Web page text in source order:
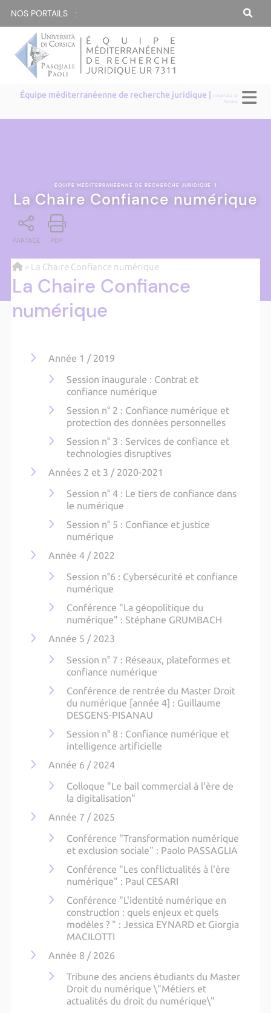
NOS PORTAILS :
Équipe méditerranéenne de recherche juridique |Università di
Corsica
ÉQUIPE MÉDITERRANÉENNE DE RECHERCHE JURIDIQUE |
La Chaire Confiance numérique
PARTAGE PDF
> La Chaire Confiance numérique
La Chaire Confiance
numérique
Année 1 / 2019
Session inaugurale : Contrat et
confiance numérique
Session n° 2 : Confiance numérique et
protection des données personnelles
Session n° 3 : Services de confiance et
technologies disruptives
Années 2 et 3 / 2020-2021
Session n° 4 : Le tiers de confiance dans
le numérique
Session n° 5 : Confiance et justice
numérique
Année 4 / 2022
Session n°6 : Cybersécurité et confiance
numérique
Conférence "La géopolitique du
numérique" : Stéphane GRUMBACH
Année 5 / 2023
Session n° 7 : Réseaux, plateformes et
confiance numérique
Conférence de rentrée du Master Droit
du numérique [année 4] : Guillaume
DESGENS-PISANAU
Session n° 8 : Confiance numérique et
intelligence artificielle
Année 6 / 2024
Colloque "Le bail commercial à l'ère de
la digitalisation"
Année 7 / 2025
Conférence "Transformation numérique
et exclusion sociale" : Paolo PASSAGLIA
Conférence "Les conflictualités à l'ère
numérique" : Paul CESARI
Conférence "L'identité numérique en
construction : quels enjeux et quels
modèles ? " : Jessica EYNARD et Giorgia
MACILOTTI
Année 8 / 2026
Tribune des anciens étudiants du Master
Droit du numérique \"Métiers et
actualités du droit du numérique\"